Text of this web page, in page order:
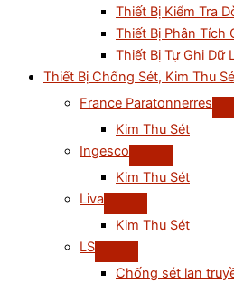
Thiết Bị Kiểm Tra
Thiết Bị Phân Tích
Thiết Bị Tự Ghi Dữ
Thiết Bị Chống Sét, Kim Thu
France Paratonnerres
Kim Thu Sét
Ingesco
Kim Thu Sét
Liva
Kim Thu Sét
LS
Chống sét lan